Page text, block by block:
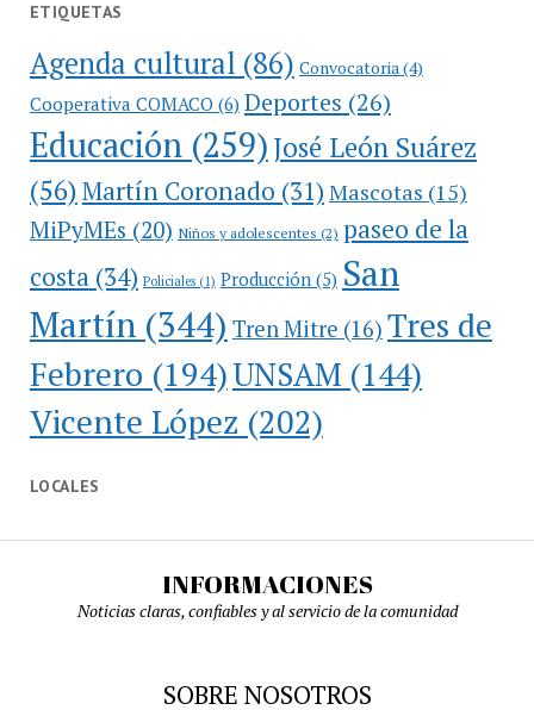
ETIQUETAS
Agenda cultural (86) Convocatoria (4)
Cooperativa COMACO(6) Deportes (26)
Educación(259)José León Suárez
(56)Martín Coronado (31) Mascotas (15)
MiPyMEs (20) Niños y adolescentes (2) paseo de la
costa(34) Policiales(1) Producción(5) San
Martín(344) Tren Mitre (16) Tres de
Febrero (194)UNSAM (144)
Vicente López (202)
LOCALES
INFORMACIONES
Noticias claras, confiables y al servicio de la comunidad
SOBRE NOSOTROS